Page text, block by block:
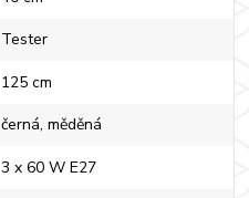
Tester
125 cm
černá, měděná
3 x 60 W E27